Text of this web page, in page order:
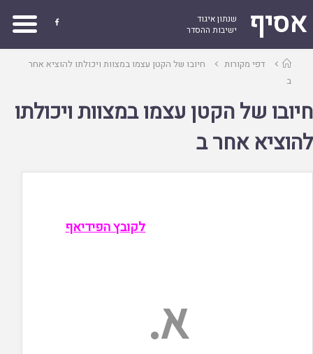
אסיף
שנתון איגוד
ישיבות ההסדר

עמודדפי מקורות
חיובו של הקטן עצמו במצוות ויכולתו להוציא אחר
ב
חיובו של הקטן עצמו במצוות ויכולתו
להוציא אחר ב
לקובץ הפידיאף
א.